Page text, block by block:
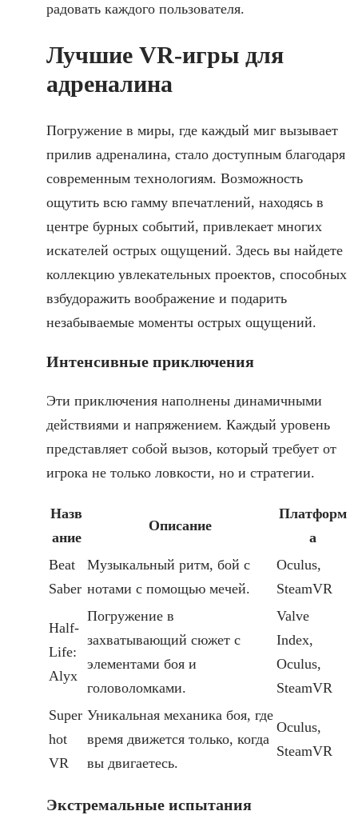
радовать каждого пользователя.
Лучшие VR-игры для
адреналина
Погружение в миры, где каждый миг вызывает
прилив адреналина, стало доступным благодаря
современным технологиям. Возможность
ощутить всю гамму впечатлений, находясь в
центре бурных событий, привлекает многих
искателей острых ощущений. Здесь вы найдете
коллекцию увлекательных проектов, способных
взбудоражить воображение и подарить
незабываемые моменты острых ощущений.
Интенсивные приключения
Эти приключения наполнены динамичными
действиями и напряжением. Каждый уровень
представляет собой вызов, который требует от
игрока не только ловкости, но и стратегии.
Назв
ание
Описание
Платформ
а
Beat
Saber
Музыкальный ритм, бой с
нотами с помощью мечей.
Oculus,
SteamVR
Half-
Life:
Alyx
Погружение в
захватывающий сюжет с
элементами боя и
головоломками.
Valve
Index,
Oculus,
SteamVR
Super
hot
VR
Уникальная механика боя, где
время движется только, когда
вы двигаетесь.
Oculus,
SteamVR
Экстремальные испытания